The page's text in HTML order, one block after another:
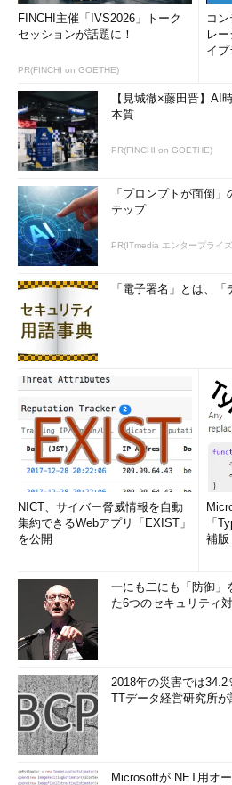
FINCHI主催「IVS2026」トーク
セッションが話題に！
PR(FINCHI on GOETHE)
コ
レ
イ
【見城徹×藤田晋】AI
本質
PR(FINCHI on GOETHE)
「プロンプトが面倒
テップ
PR(ITmedia エンタープライ
「電子署名」とは、
NICT、サイバー脅威情報を自動
集約できるWebアプリ「EXIST」
を公開
「
補版
一にも二にも「防御
た6つのセキュリティ
2018年の災害では
TTデータ経営研究所が
Microsoftが.NET用オ